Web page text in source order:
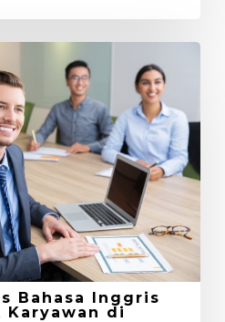
Bahasa Inggris
di